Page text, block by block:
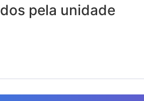
pela unidade